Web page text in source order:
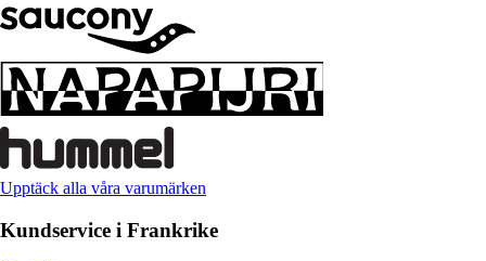
Upptäck alla våra varumärken
Kundservice i Frankrike